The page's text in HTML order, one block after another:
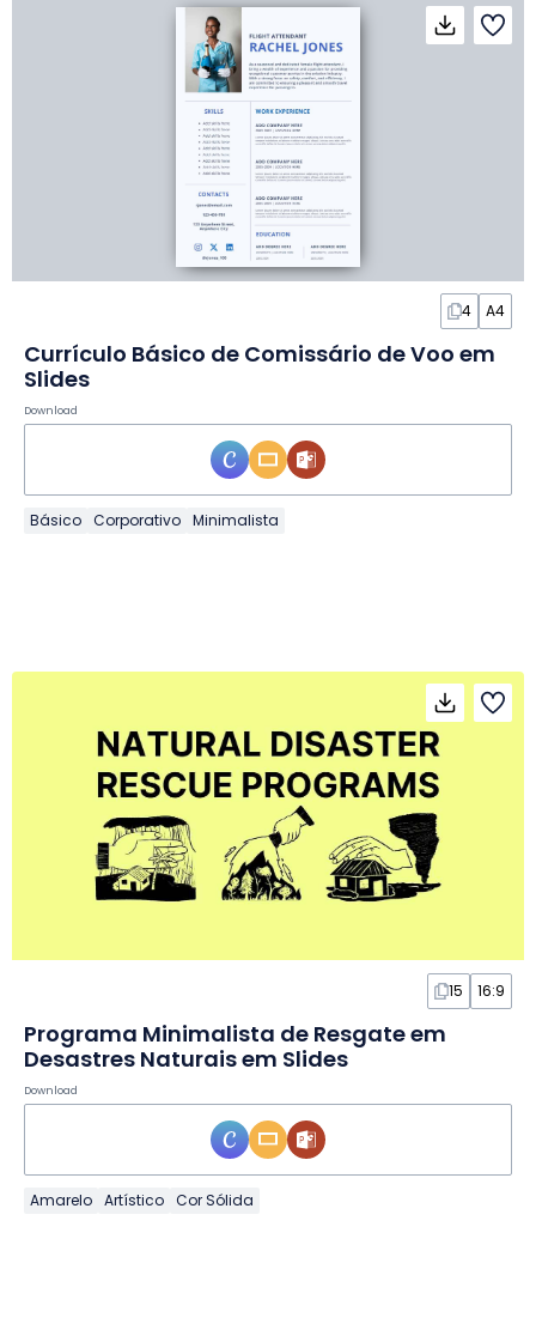
4 A4
Currículo Básico de Comissário de Voo em
Slides
Download
Básico Corporativo Minimalista
15 16:9
Programa Minimalista de Resgate em
Desastres Naturais em Slides
Download
Amarelo Artístico Cor Sólida